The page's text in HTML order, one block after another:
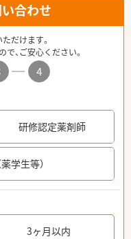
合わせ
だけます。
、ご安心ください。
4
研修認定薬剤師
学生等）
3ヶ月以内